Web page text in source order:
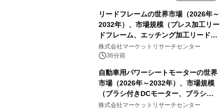
リードフレームの世界市場（2026年～
2032年）、市場規模（プレス加工リー
ドフレーム、エッチング加工リードフ
レーム）・分析レポートを発表
株式会社マーケットリサーチセンター
36分前
自動車用パワーシートモーターの世界
市場（2026年～2032年）、市場規模
（ブラシ付きDCモーター、ブラシレ
スDCモーター）・分析レポートを発
株式会社マーケットリサーチセンター